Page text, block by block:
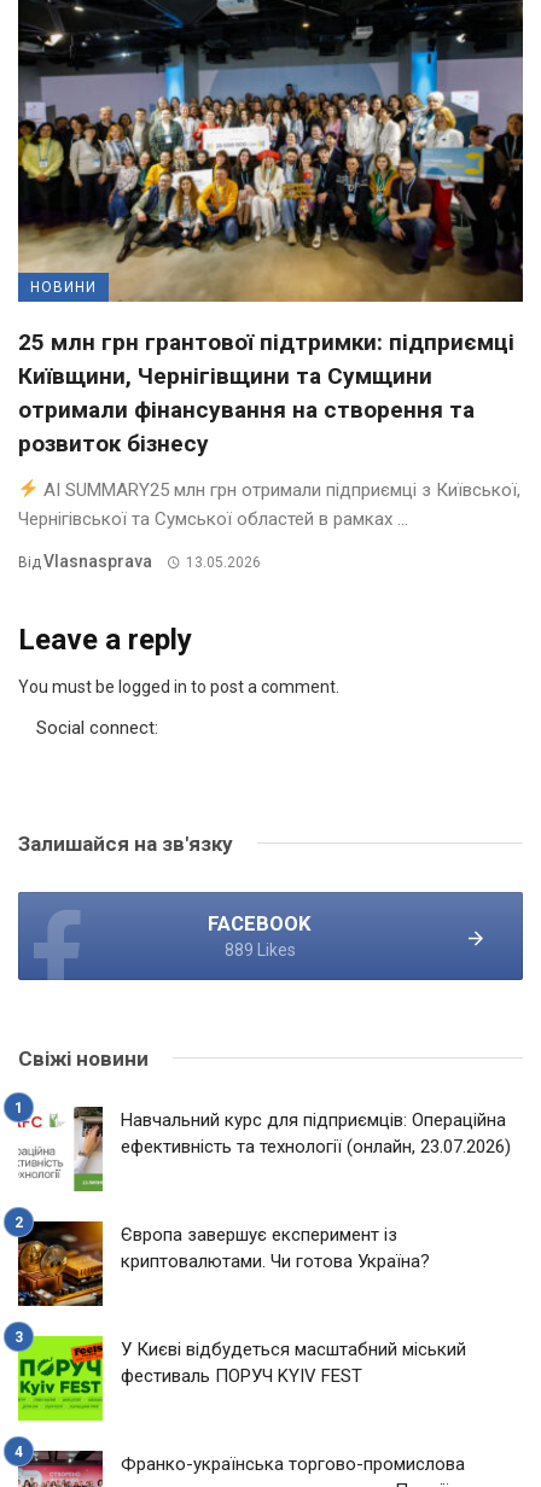
НОВИНИ
25 млн грн грантової підтримки: підприємці
Київщини, Чернігівщини та Сумщини
отримали фінансування на створення та
розвиток бізнесу
AI SUMMARY25 млн грн отримали підприємці з Київської,
Чернігівської та Сумської областей в рамках ...
ВідVlasnasprava 13.05.2026
Leave a reply
You must be logged in to post a comment.
Social connect:
Залишайся на зв'язку
FACEBOOK
889 Likes
Свіжі новини
Навчальний курс для підприємців: Операційна
ефективність та технології (онлайн, 23.07.2026)
Європа завершує експеримент із
криптовалютами. Чи готова Україна?
У Києві відбудеться масштабний міський
фестиваль ПОРУЧ KYIV FEST
Франко-українська торгово-промислова